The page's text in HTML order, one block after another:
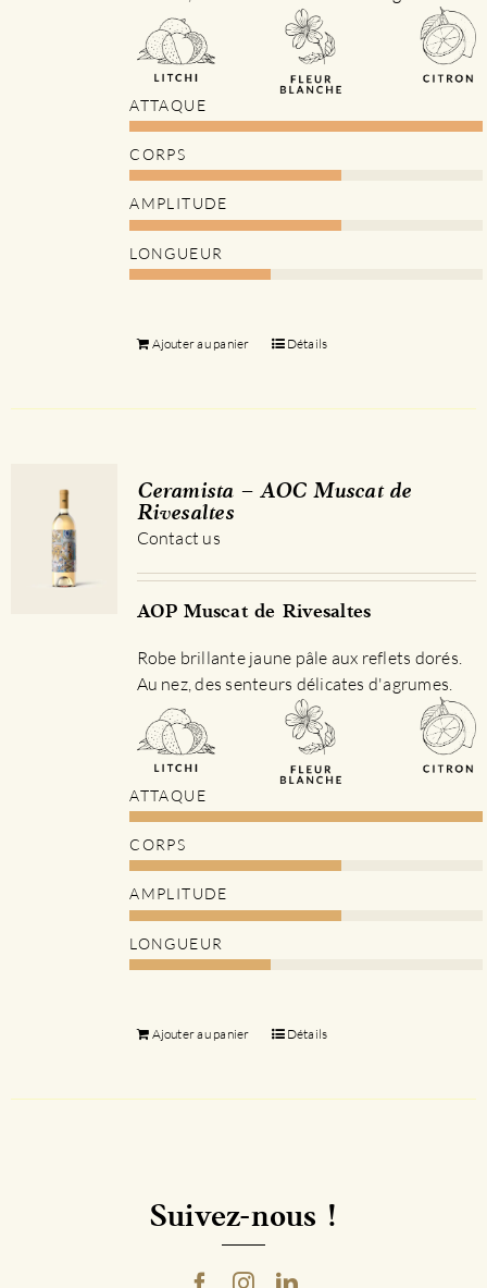
ATTAQUE
CORPS
AMPLITUDE
LONGUEUR
Ajouter au panier Détails
Ceramista – AOC Muscat de
Rivesaltes
Contact us
AOP Muscat de Rivesaltes
Robe brillante jaune pâle aux reflets dorés.
Au nez, des senteurs délicates d'agrumes.
ATTAQUE
CORPS
AMPLITUDE
LONGUEUR
Ajouter au panier Détails
Suivez-nous !